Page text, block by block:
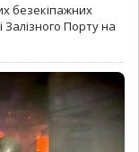
безекіпажних
Залізного Порту на